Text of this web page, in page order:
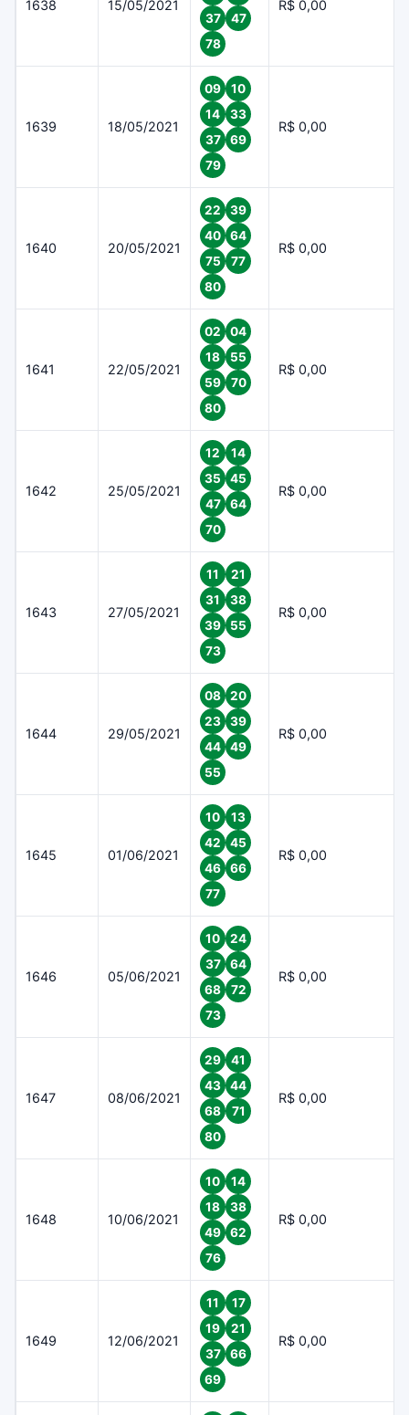
1638 15/05/2021
37
47
78
R$ 0,00
1639 18/05/2021
09
10
14
33
37
69
79
R$ 0,00
1640 20/05/2021
22
39
40
64
75
77
80
R$ 0,00
1641 22/05/2021
02
04
18
55
59
70
80
R$ 0,00
1642 25/05/2021
12
14
35
45
47
64
70
R$ 0,00
1643 27/05/2021
11
21
31
38
39
55
73
R$ 0,00
1644 29/05/2021
08
20
23
39
44
49
55
R$ 0,00
1645 01/06/2021
10
13
42
45
46
66
77
R$ 0,00
1646 05/06/2021
10
24
37
64
68
72
73
R$ 0,00
1647 08/06/2021
29
41
43
44
68
71
80
R$ 0,00
1648 10/06/2021
10
14
18
38
49
62
76
R$ 0,00
1649 12/06/2021
11
17
19
21
37
66
69
R$ 0,00